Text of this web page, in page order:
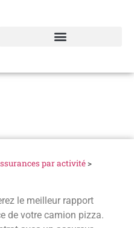
par activité>
le meilleur rapport
de votre camion pizza.